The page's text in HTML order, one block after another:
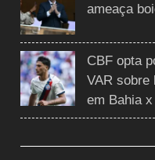
ameaça
CBF opta
VAR sobre
em Bahia